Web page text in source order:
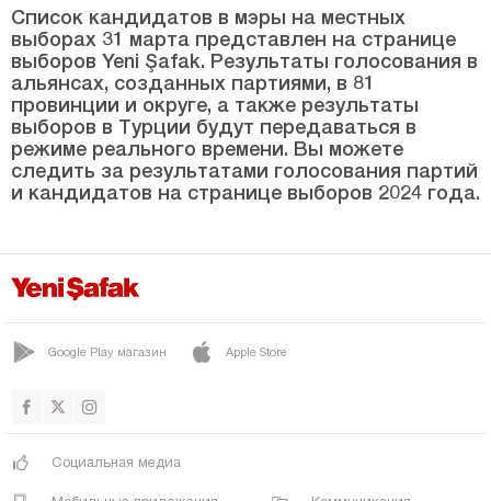
УЗУМЛУ
Эрзурум
Эскишехир
Газиантеп
Гиресун
Гюмюшхане
Хатай
Ыгдыр
Ыспарта
Кахраманмараш
Карабюк
Караман
Список кандидатов в мэры на местных
выборах 31 марта представлен на странице
выборов Yeni Şafak. Результаты голосования в
альянсах, созданных партиями, в 81
провинции и округе, а также результаты
выборов в Турции будут передаваться в
режиме реального времени. Вы можете
следить за результатами голосования партий
и кандидатов на странице выборов 2024 года.
Google Play магазин Apple Store
Социальная медиа